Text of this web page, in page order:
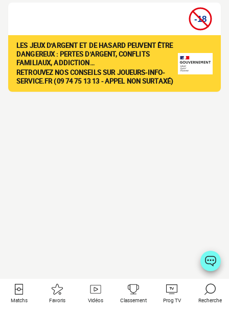
LES JEUX D'ARGENT ET DE HASARD PEUVENT ÊTRE
DANGEREUX : PERTES D'ARGENT, CONFLITS
FAMILIAUX, ADDICTION…
RETROUVEZ NOS CONSEILS SUR JOUEURS-INFO-
SERVICE.FR (09 74 75 13 13 - APPEL NON SURTAXÉ)
Matchs Favoris Vidéos Classement Prog TV Recherche